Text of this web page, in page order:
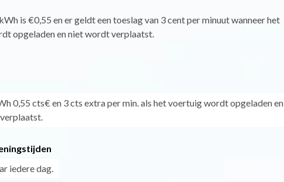
is €0,55 en er geldt een toeslag van 3 cent per minuut wanneer het
opgeladen en niet wordt verplaatst.
0,55 cts€ en 3 cts extra per min. als het voertuig wordt opgeladen en
iedere dag.